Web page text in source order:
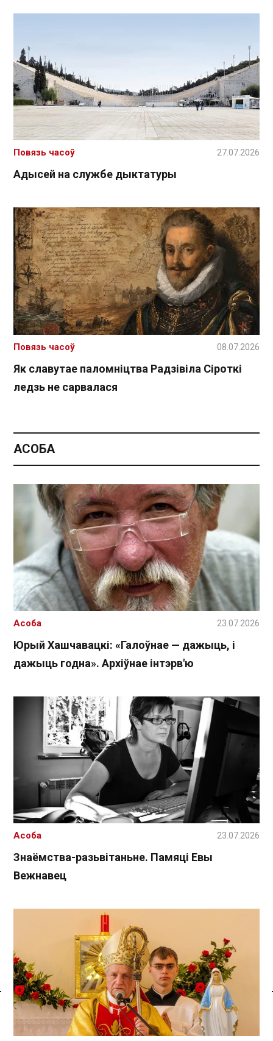
Спасылка без VPN
Адысей на службе дыктатуры
Повязь часоў 27.07.2026
Як славутае паломніцтва Радзівіла Сіроткі
ледзь не сарвалася
Повязь часоў 08.07.2026
АСОБА
Юрый Хашчавацкі: «Галоўнае — дажыць, і
дажыць годна». Архіўнае інтэрв'ю
Асоба 23.07.2026
Знаёмства-разьвітаньне. Памяці Евы
Вежнавец
Асоба 23.07.2026